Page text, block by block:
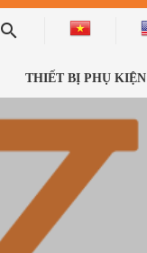
THIẾT BỊ PHỤ KIỆN